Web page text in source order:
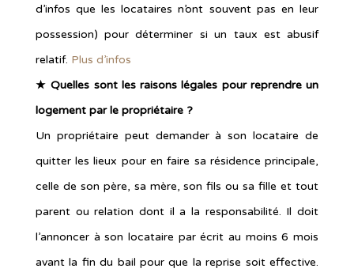
d’infos que les locataires n’ont souvent pas en leur
possession) pour déterminer si un taux est abusif
relatif. Plus d’infos
★ Quelles sont les raisons légales pour reprendre un
logement par le propriétaire ?
Un propriétaire peut demander à son locataire de
quitter les lieux pour en faire sa résidence principale,
celle de son père, sa mère, son fils ou sa fille et tout
parent ou relation dont il a la responsabilité. Il doit
l’annoncer à son locataire par écrit au moins 6 mois
avant la fin du bail pour que la reprise soit effective.